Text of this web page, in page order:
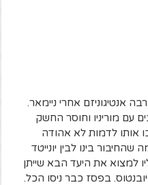
אנטיגוניזם אחרי ניימאר.
עם מוריניו וחוסר החשק
אותו לדמות לא אהודה
בינו לבין יונייטד
למצוא את היעד הבא שייתן
בפסז כבר ניסו הכל.